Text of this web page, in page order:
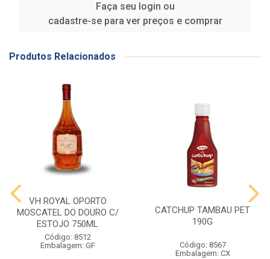
Faça seu login ou
cadastre-se para ver preços e comprar
Produtos Relacionados
VH ROYAL OPORTO
MOSCATEL DO DOURO C/
ESTOJO 750ML
Código: 8512
Embalagem: GF
CATCHUP TAMBAU PET
190G
Código: 8567
Embalagem: CX